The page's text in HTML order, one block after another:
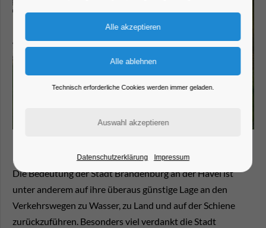
Die Bedeutung der Stadt Brandenburg an der Havel ist
unter anderem auf ihre überaus günstige Lage an den
Verkehrswegen zu Wasser, zu Land und auf der Schiene
zurückzuführen. Besonders viel verdankt die Stadt
Technisch erforderliche Cookies werden immer geladen.
Datenschutzerklärung Impressum